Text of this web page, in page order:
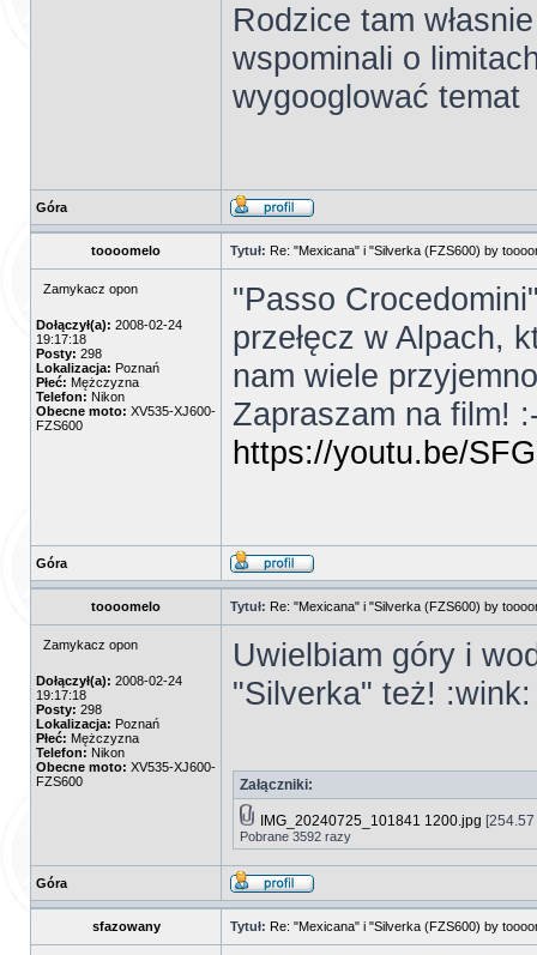
Rodzice tam
wspominali o
wygooglować temat
Góra
toooomelo Tytuł: Re: "Mexicana" i "Silverka (FZS600) by
Zamykacz opon
Dołączył(a): 2008-02-24
19:17:18
Posty: 298
Lokalizacja: Poznań
Płeć: Mężczyzna
Telefon: Nikon
Obecne moto: XV535-XJ600-
FZS600
"Passo
przełęcz w Alpach,
nam wiele
Zapraszam na film!
https://youtu.be/
Góra
toooomelo Tytuł: Re: "Mexicana" i "Silverka (FZS600) by
Zamykacz opon
Dołączył(a): 2008-02-24
19:17:18
Posty: 298
Lokalizacja: Poznań
Płeć: Mężczyzna
Telefon: Nikon
Obecne moto: XV535-XJ600-
FZS600
Uwielbiam góry i
"Silverka" też! :wink:
Załączniki:
IMG_20240725_101841 1200.jpg
Pobrane 3592 razy
Góra
sfazowany Tytuł: Re: "Mexicana" i "Silverka (FZS600) by